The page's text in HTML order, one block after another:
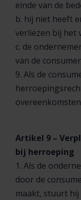
einde van de
b. hij niet heeft
verliezen bij het
c. de
van de
9. Als de
Artikel 9 –
bij herroeping
1. Als de
door de
maakt, stuurt